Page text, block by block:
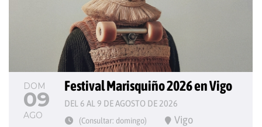
DOM
09
AGO
Festival Marisquiño 2026 en Vigo
DEL 6 AL 9 DE AGOSTO DE 2026
(Consultar: domingo) Vigo